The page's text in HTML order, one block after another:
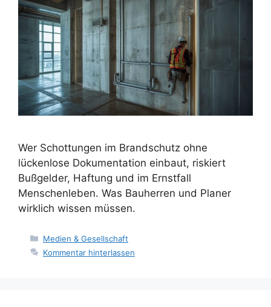
Wer Schottungen im Brandschutz ohne
lückenlose Dokumentation einbaut, riskiert
Bußgelder, Haftung und im Ernstfall
Menschenleben. Was Bauherren und Planer
wirklich wissen müssen.
Kategorien
Medien & Gesellschaft
Kommentar hinterlassen